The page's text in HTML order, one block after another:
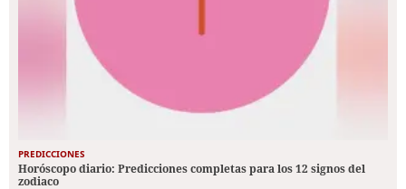
PREDICCIONES
Horóscopo diario: Predicciones completas para los 12 signos del
zodiaco